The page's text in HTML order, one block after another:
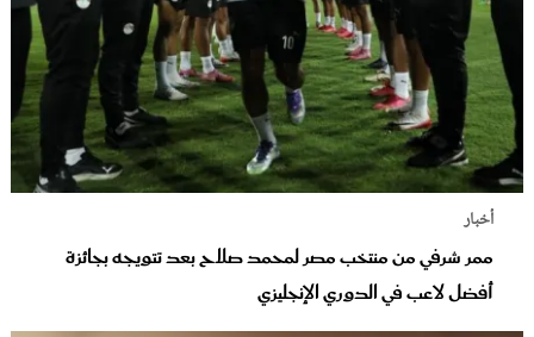
أخبار
ممر شرفي من منتخب مصر لمحمد صلاح بعد تتويجه بجائزة
أفضل لاعب في الدوري الإنجليزي